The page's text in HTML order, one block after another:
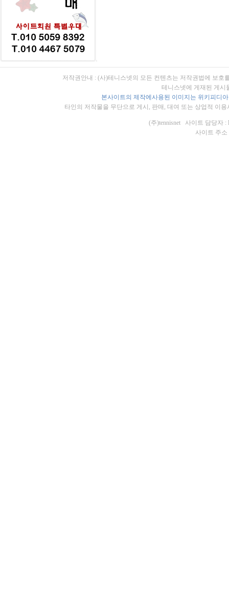
저작권안내 : (사)테니스넷의 모든 컨텐츠는 저작권법에 보
테니스넷에 게재된 게시
본사이트의 제작에사용된 이미지는 위키피디
타인의 저작물을 무단으로 게시, 판매, 대여 또는 상업적 이
(주)tennisnet 사이트 담당자 :
사이트 주